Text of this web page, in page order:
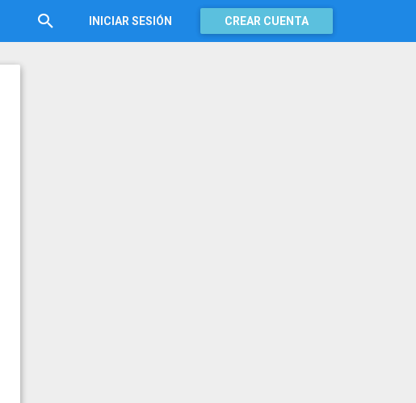
INICIAR SESIÓN CREAR CUENTA